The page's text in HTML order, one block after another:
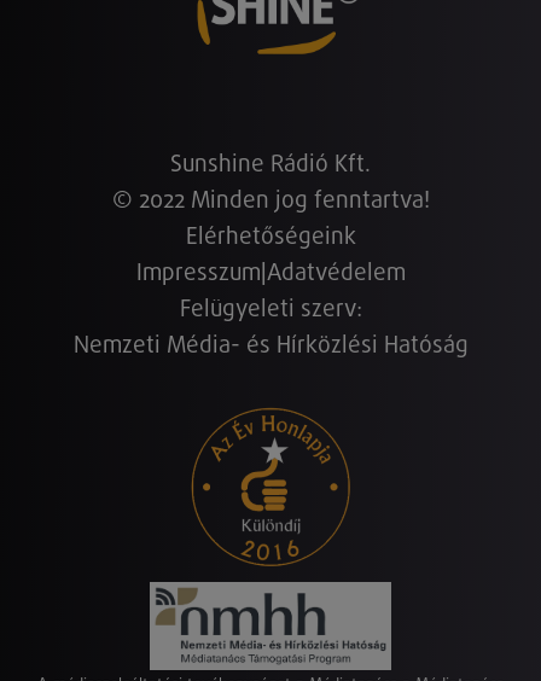
Sunshine Rádió Kft.
© 2022 Minden jog fenntartva!
Elérhetőségeink
Impresszum Adatvédelem
Felügyeleti szerv:
Nemzeti Média- és Hírközlési Hatóság